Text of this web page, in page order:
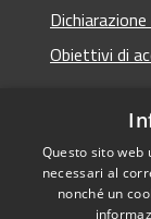
Obiettivi di
RSS
Accessibilità
Questo sito web
necessari al
nonché un